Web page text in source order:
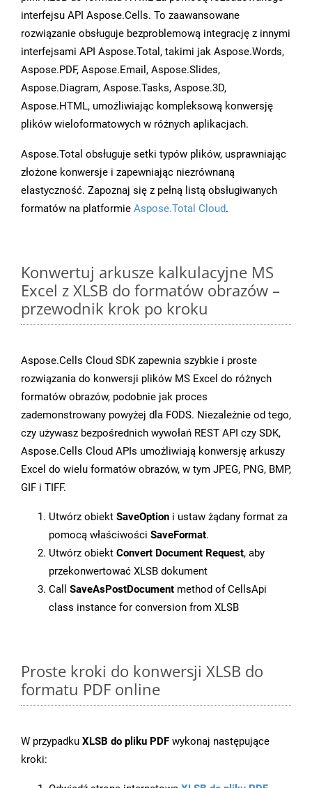
interfejsu API Aspose.Cells. To zaawansowane
rozwiązanie obsługuje bezproblemową integrację z innymi
interfejsami API Aspose.Total, takimi jak Aspose.Words,
Aspose.PDF, Aspose.Email, Aspose.Slides,
Aspose.Diagram, Aspose.Tasks, Aspose.3D,
Aspose.HTML, umożliwiając kompleksową konwersję
plików wieloformatowych w różnych aplikacjach.
Aspose.Total obsługuje setki typów plików, usprawniając
złożone konwersje i zapewniając niezrównaną
elastyczność. Zapoznaj się z pełną listą obsługiwanych
formatów na platformie Aspose.Total Cloud.
Konwertuj arkusze kalkulacyjne MS
Excel z XLSB do formatów obrazów –
przewodnik krok po kroku
Aspose.Cells Cloud SDK zapewnia szybkie i proste
rozwiązania do konwersji plików MS Excel do różnych
formatów obrazów, podobnie jak proces
zademonstrowany powyżej dla FODS. Niezależnie od tego,
czy używasz bezpośrednich wywołań REST API czy SDK,
Aspose.Cells Cloud APIs umożliwiają konwersję arkuszy
Excel do wielu formatów obrazów, w tym JPEG, PNG, BMP,
GIF i TIFF.
Utwórz obiekt SaveOption i ustaw żądany format za
pomocą właściwości SaveFormat.
Utwórz obiekt Convert Document Request, aby
przekonwertować XLSB dokument
Call SaveAsPostDocument method of CellsApi
class instance for conversion from XLSB
Proste kroki do konwersji XLSB do
formatu PDF online
W przypadku XLSB do pliku PDF wykonaj następujące
kroki: